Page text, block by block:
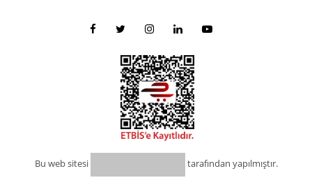
Bu web sitesi tarafından yapılmıştır.